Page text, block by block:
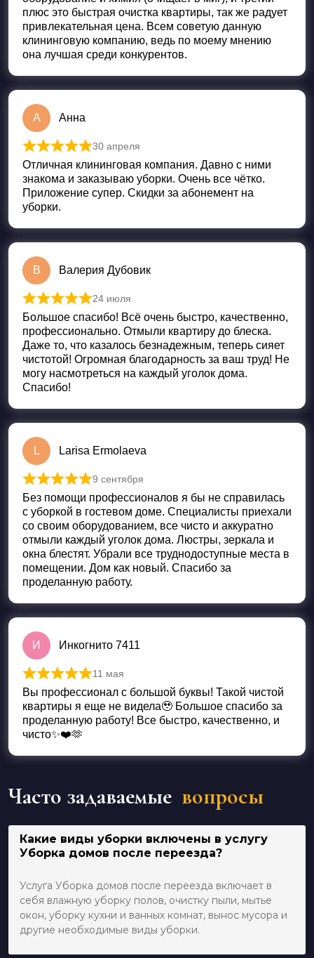
плюс это быстрая очистка квартиры, так же радует
привлекательная цена. Всем советую данную
клининговую компанию, ведь по моему мнению
она лучшая среди конкурентов.
А Анна
Оценка из 5
30 апреля
Отличная клининговая компания. Давно с ними
знакома и заказываю уборки. Очень все чётко.
Приложение супер. Скидки за абонемент на
уборки.
В Валерия Дубовик
Оценка
24 июля
Большое спасибо! Всё очень быстро, качественно,
профессионально. Отмыли квартиру до блеска.
Даже то, что казалось безнадежным, теперь сияет
чистотой! Огромная благодарность за ваш труд! Не
могу насмотреться на каждый уголок дома.
Спасибо!
L Larisa Ermolaeva
Оценка
9 сентября
Без помощи профессионалов я бы не справилась
с уборкой в гостевом доме. Специалисты приехали
со своим оборудованием, все чисто и аккуратно
отмыли каждый уголок дома. Люстры, зеркала и
окна блестят. Убрали все труднодоступные места в
помещении. Дом как новый. Спасибо за
проделанную работу.
И Инкогнито 7411
Оценка
11 мая
Вы профессионал с большой буквы! Такой чистой
квартиры я еще не видела🥹 Большое спасибо за
проделанную работу! Все быстро, качественно, и
чисто✨❤️🫶
Часто задаваемые вопросы
Какие виды уборки включены в услугу
Уборка домов после переезда?
Услуга Уборка домов после переезда включает в
себя влажную уборку полов, очистку пыли, мытье
окон, уборку кухни и ванных комнат, вынос мусора и
другие необходимые виды уборки.